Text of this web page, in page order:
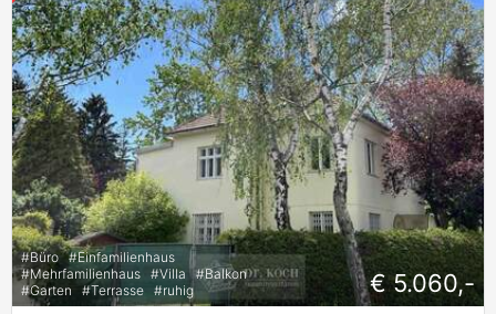
#Büro #Einfamilienhaus
#Mehrfamilienhaus #Villa #Balkon
#Garten #Terrasse #ruhig € 5.060,-